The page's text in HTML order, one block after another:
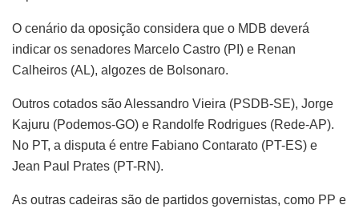
O cenário da oposição considera que o MDB deverá
indicar os senadores Marcelo Castro (PI) e Renan
Calheiros (AL), algozes de Bolsonaro.
Outros cotados são Alessandro Vieira (PSDB-SE), Jorge
Kajuru (Podemos-GO) e Randolfe Rodrigues (Rede-AP).
No PT, a disputa é entre Fabiano Contarato (PT-ES) e
Jean Paul Prates (PT-RN).
As outras cadeiras são de partidos governistas, como PP e